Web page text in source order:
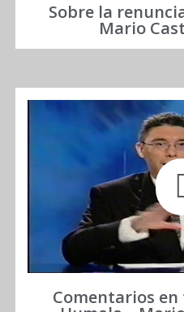
Sobre la
Mario
Comentarios